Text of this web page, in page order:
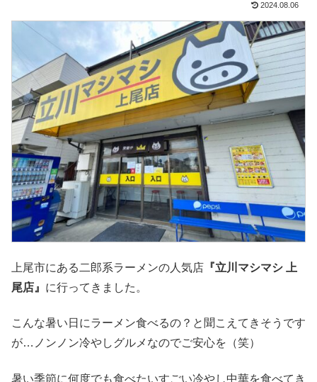
2024.08.06
上尾市にある二郎系ラーメンの人気店 『立川マシマシ 上
尾店』 に行ってきました。
こんな暑い日にラーメン食べるの？と聞こえてきそうです
が…ノンノン冷やしグルメなのでご安心を（笑）
暑い季節に何度でも食べたいすごい冷やし中華を食べてき